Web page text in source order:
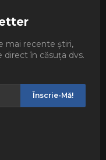
mai recente știri,
direct în căsuța dvs.
Înscrie-Mă!